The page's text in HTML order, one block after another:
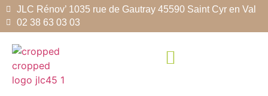
JLC Rénov’ 1035 rue de Gautray 45590 Saint Cyr en Val
02 38 63 03 03